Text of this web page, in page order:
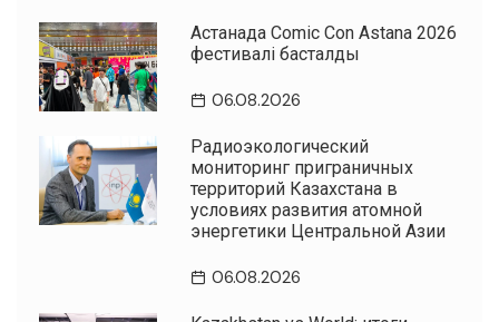
Астанада Comic Con Astana 2026
фестивалі басталды
06.08.2026
Радиоэкологический
мониторинг приграничных
территорий Казахстана в
условиях развития атомной
энергетики Центральной Азии
06.08.2026